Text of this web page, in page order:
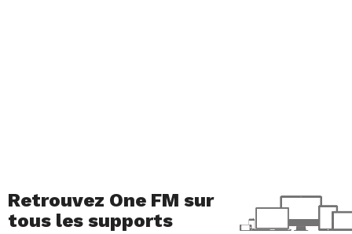
avec n’importe quelle manette sur PC. On peut
connecter les manettes de la Switch ou de la PS4,
Retrouvez One FM sur
tous les supports